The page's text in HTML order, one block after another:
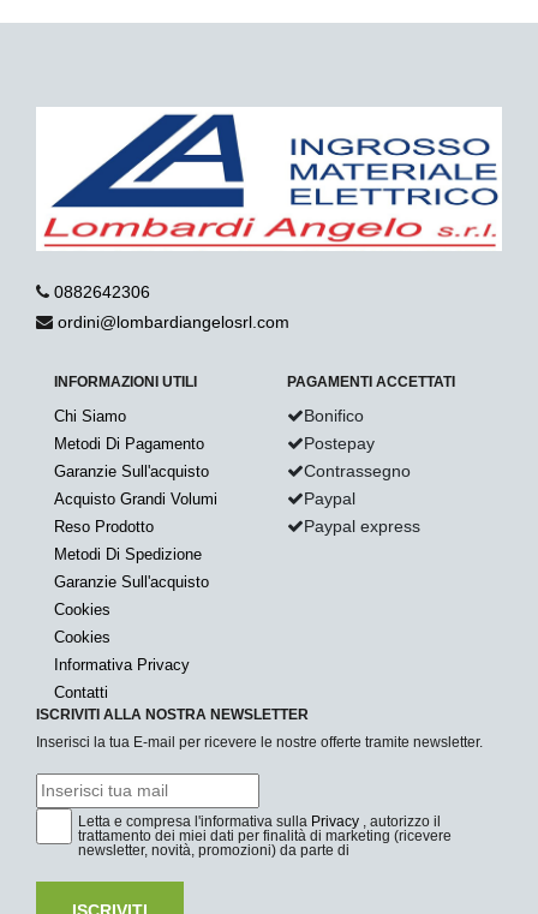
0882642306
ordini@lombardiangelosrl.com
INFORMAZIONI UTILI
Chi Siamo
Metodi Di Pagamento
Garanzie Sull'acquisto
Acquisto Grandi Volumi
Reso Prodotto
Metodi Di Spedizione
Garanzie Sull'acquisto
Cookies
Cookies
Informativa Privacy
Contatti
PAGAMENTI ACCETTATI
Bonifico
Postepay
Contrassegno
Paypal
Paypal express
ISCRIVITI ALLA NOSTRA NEWSLETTER
Inserisci la tua E-mail per ricevere le nostre offerte tramite newsletter.
Letta e compresa l'informativa sulla Privacy , autorizzo il
trattamento dei miei dati per finalità di marketing (ricevere
newsletter, novità, promozioni) da parte di